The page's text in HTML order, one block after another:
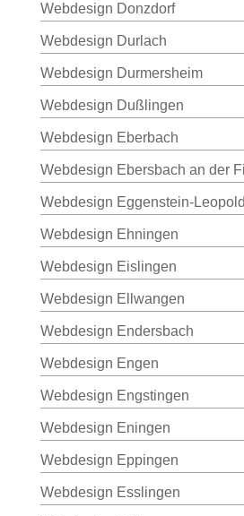
Webdesign Donzdorf
Webdesign Durlach
Webdesign Durmersheim
Webdesign Dußlingen
Webdesign Eberbach
Webdesign Ebersbach an der
Webdesign Eggenstein-
Webdesign Ehningen
Webdesign Eislingen
Webdesign Ellwangen
Webdesign Endersbach
Webdesign Engen
Webdesign Engstingen
Webdesign Eningen
Webdesign Eppingen
Webdesign Esslingen